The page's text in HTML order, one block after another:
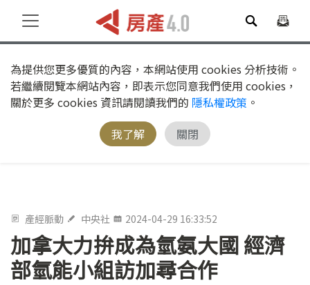
為提供您更多優質的內容，本網站使用 cookies 分析技術。
若繼續閱覽本網站內容，即表示您同意我們使用 cookies，
關於更多 cookies 資訊請閱讀我們的 隱私權政策 。
我了解
關閉
產經脈動 中央社 2024-04-29 16:33:52
加拿大力拚成為氫氨大國 經濟
部氫能小組訪加尋合作